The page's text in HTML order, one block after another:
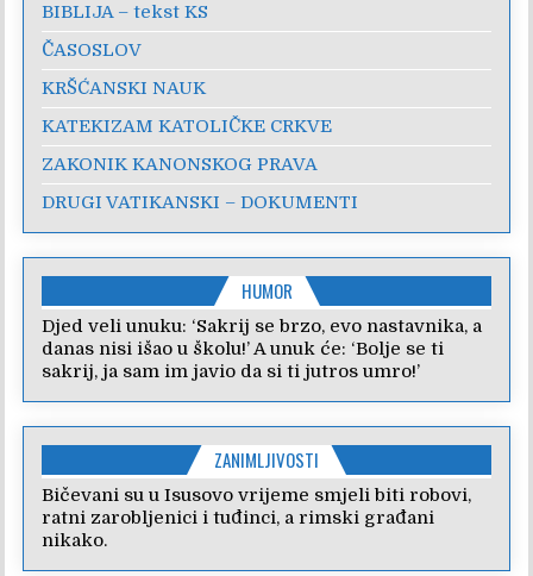
BIBLIJA – tekst KS
ČASOSLOV
KRŠĆANSKI NAUK
KATEKIZAM KATOLIČKE CRKVE
ZAKONIK KANONSKOG PRAVA
DRUGI VATIKANSKI – DOKUMENTI
HUMOR
Djed veli unuku: ‘Sakrij se brzo, evo nastavnika, a
danas nisi išao u školu!’ A unuk će: ‘Bolje se ti
sakrij, ja sam im javio da si ti jutros umro!’
ZANIMLJIVOSTI
Bičevani su u Isusovo vrijeme smjeli biti robovi,
ratni zarobljenici i tuđinci, a rimski građani
nikako.